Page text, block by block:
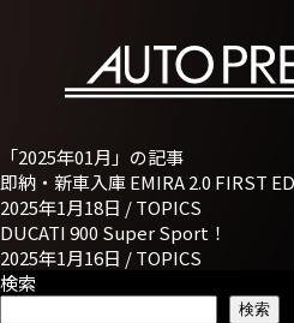
「2025年01月」の記事
即納・新車入庫 EMIRA 2.0 FIRST
2025年1月18日 /TOPICS
DUCATI 900 Super Sport！
2025年1月16日 /TOPICS
検索
検索